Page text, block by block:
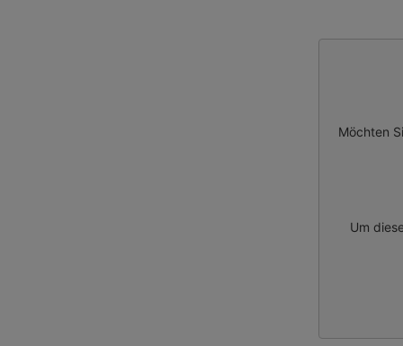
Möchten
Um